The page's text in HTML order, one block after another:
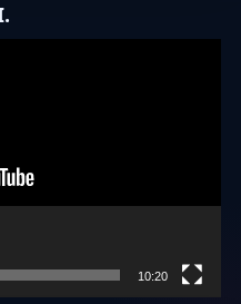
10:20